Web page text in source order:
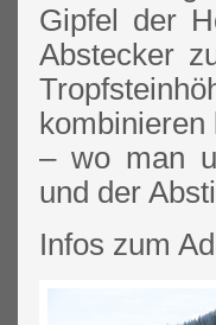
Gipfel der
Abstecker
– wo man
und der
Infos zum